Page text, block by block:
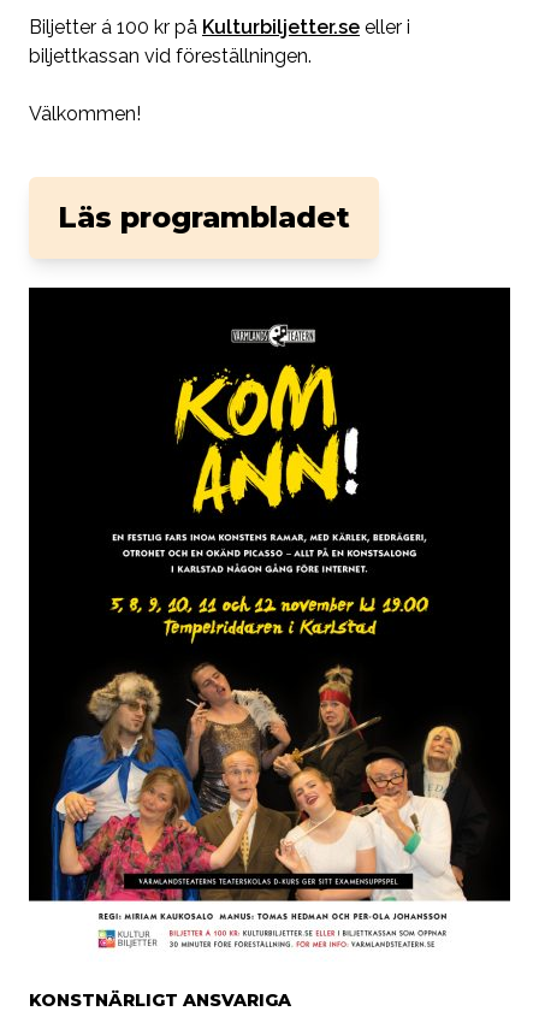
Biljetter á 100 kr på Kulturbiljetter.se eller i
biljettkassan vid föreställningen.
Välkommen!
Läs programbladet
KONSTNÄRLIGT ANSVARIGA